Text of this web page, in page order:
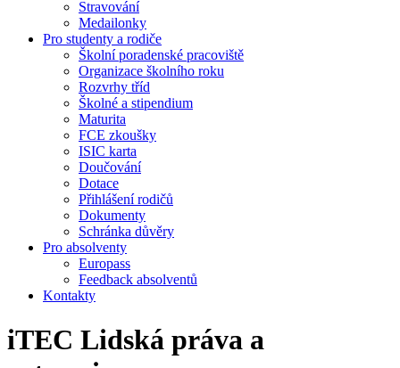
Stravování
Medailonky
Pro studenty a rodiče
Školní poradenské pracoviště
Organizace školního roku
Rozvrhy tříd
Školné a stipendium
Maturita
FCE zkoušky
ISIC karta
Doučování
Dotace
Přihlášení rodičů
Dokumenty
Schránka důvěry
Pro absolventy
Europass
Feedback absolventů
Kontakty
iTEC Lidská práva a